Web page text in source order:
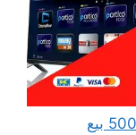
بيع تلفزيونات شاشات الكويت 50050623 بيع